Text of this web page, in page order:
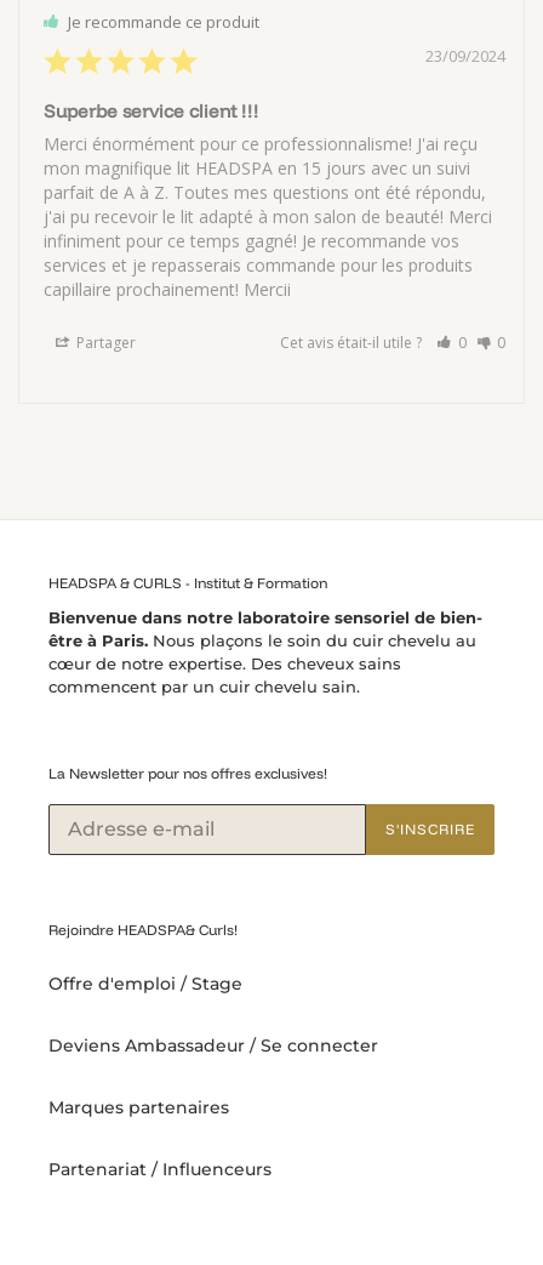
Je recommande ce produit
23/09/2024
Superbe service client !!!
Merci énormément pour ce professionnalisme! J'ai reçu
mon magnifique lit HEADSPA en 15 jours avec un suivi
parfait de A à Z. Toutes mes questions ont été répondu,
j'ai pu recevoir le lit adapté à mon salon de beauté! Merci
infiniment pour ce temps gagné! Je recommande vos
services et je repasserais commande pour les produits
capillaire prochainement! Mercii
Partager Cet avis était-il utile ? 0 0
HEADSPA & CURLS - Institut & Formation
Bienvenue dans notre laboratoire sensoriel de bien-
être à Paris. Nous plaçons le soin du cuir chevelu au
cœur de notre expertise. Des cheveux sains
commencent par un cuir chevelu sain.
La Newsletter pour nos offres exclusives!
S'INSCRIRE
Rejoindre HEADSPA& Curls!
Offre d'emploi / Stage
Deviens Ambassadeur / Se connecter
Marques partenaires
Partenariat / Influenceurs